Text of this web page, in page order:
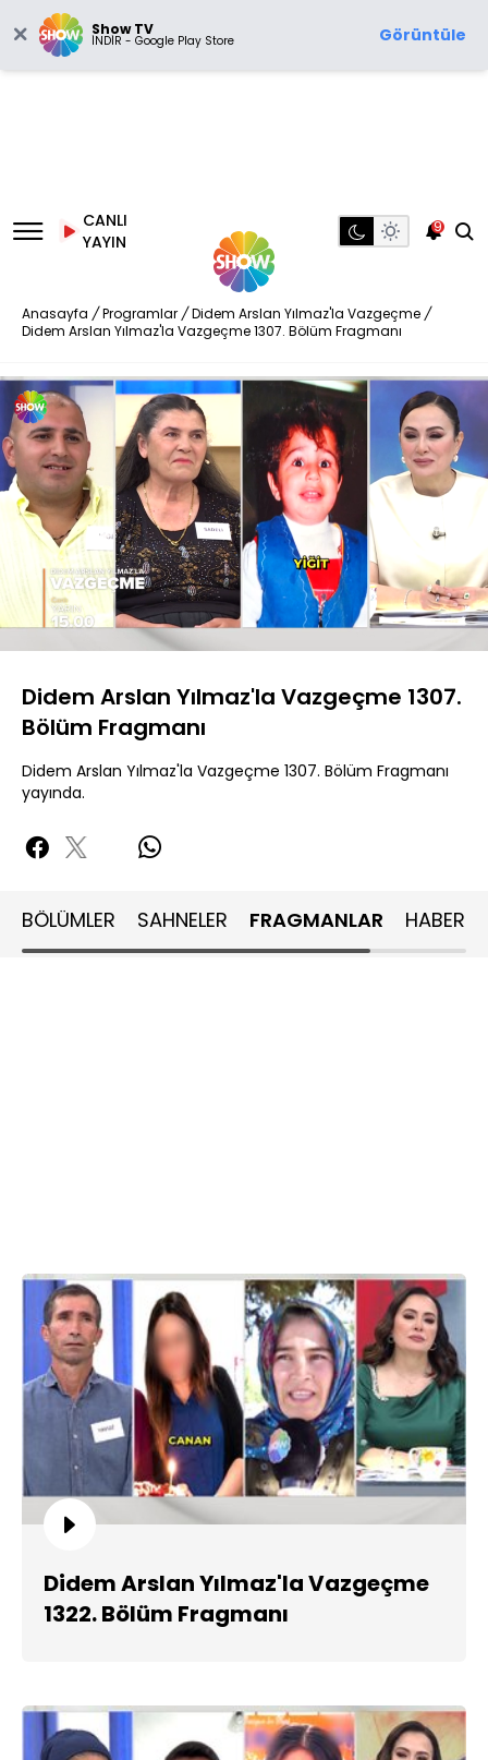
Show TV
İNDİR - Google Play Store Görüntüle
CANLI
YAYIN
9
Anasayfa / Programlar / Didem Arslan Yılmaz'la Vazgeçme /
Didem Arslan Yılmaz'la Vazgeçme 1307. Bölüm Fragmanı
Sesi
Aç
Yüklendi:
82.01%
Oynatma
Hızı
Didem Arslan Yılmaz'la Vazgeçme 1307.
Bölüm Fragmanı
Didem Arslan Yılmaz'la Vazgeçme 1307. Bölüm Fragmanı
yayında.
BÖLÜMLER SAHNELER FRAGMANLAR
Didem Arslan Yılmaz'la Vazgeçme
1322. Bölüm Fragmanı